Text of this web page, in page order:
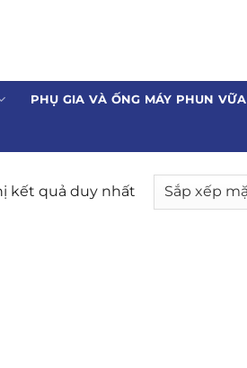
PHỤ GIA VÀ ỐNG MÁY PHUN VỮA
kết quả duy nhất